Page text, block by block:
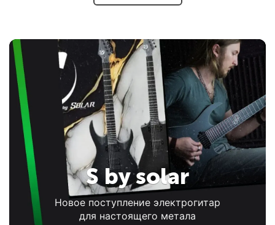
S by solar
Новое поступление электрогитар
для настоящего метала